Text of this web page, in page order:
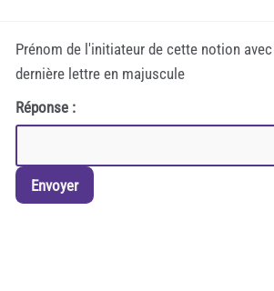
Prénom de l'initiateur de cette notion
dernière lettre en majuscule
Réponse :
Envoyer